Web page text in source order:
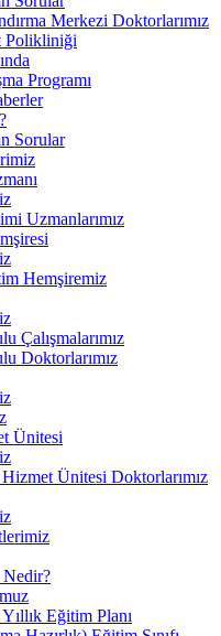
Merkezi Doktorlarımız
Polikliniği
Programı
Sorular
Uzmanlarımız
Hemşiremiz
Çalışmalarımız
Doktorlarımız
Ünitesi
Ünitesi Doktorlarımız
Eğitim Planı